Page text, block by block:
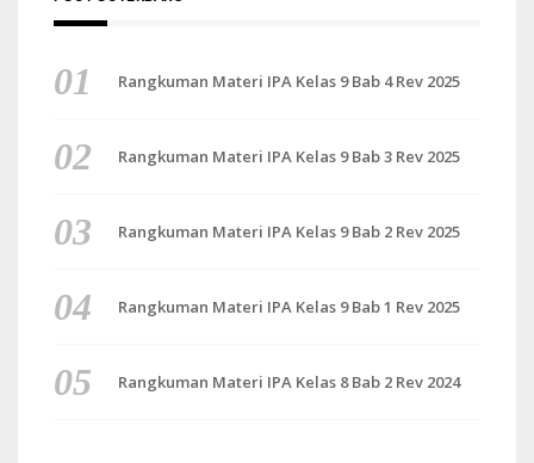
Rangkuman Materi IPA Kelas 9 Bab 4 Rev 2025
Rangkuman Materi IPA Kelas 9 Bab 3 Rev 2025
Rangkuman Materi IPA Kelas 9 Bab 2 Rev 2025
Rangkuman Materi IPA Kelas 9 Bab 1 Rev 2025
Rangkuman Materi IPA Kelas 8 Bab 2 Rev 2024